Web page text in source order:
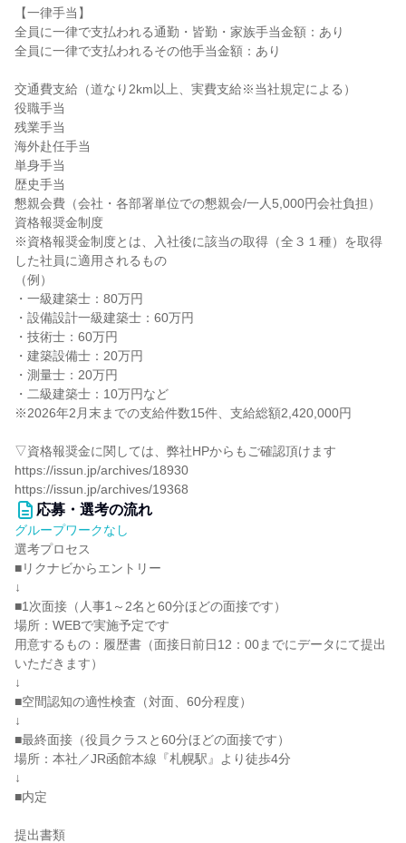
【一律手当】
全員に一律で支払われる通勤・皆勤・家族手当金額：あり
全員に一律で支払われるその他手当金額：あり
交通費支給（道なり2km以上、実費支給※当社規定による）
役職手当
残業手当
海外赴任手当
単身手当
歴史手当
懇親会費（会社・各部署単位での懇親会/一人5,000円会社負担）
資格報奨金制度
※資格報奨金制度とは、入社後に該当の取得（全３１種）を取得
した社員に適用されるもの
（例）
・一級建築士：80万円
・設備設計一級建築士：60万円
・技術士：60万円
・建築設備士：20万円
・測量士：20万円
・二級建築士：10万円など
※2026年2月末までの支給件数15件、支給総額2,420,000円
▽資格報奨金に関しては、弊社HPからもご確認頂けます
https://issun.jp/archives/18930
https://issun.jp/archives/19368
応募・選考の流れ
グループワークなし
選考プロセス
■リクナビからエントリー
↓
■1次面接（人事1～2名と60分ほどの面接です）
場所：WEBで実施予定です
用意するもの：履歴書（面接日前日12：00までにデータにて提出
いただきます）
↓
■空間認知の適性検査（対面、60分程度）
↓
■最終面接（役員クラスと60分ほどの面接です）
場所：本社／JR函館本線『札幌駅』より徒歩4分
↓
■内定
提出書類